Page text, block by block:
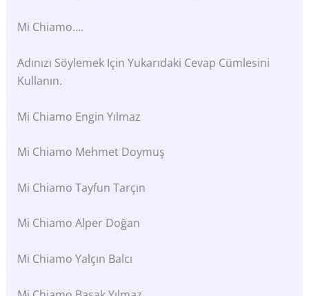
Mi Chiamo….
Adınızı Söylemek Için Yukarıdaki Cevap Cümlesini
Kullanın.
Mi Chiamo Engin Yılmaz
Mi Chiamo Mehmet Doymuş
Mi Chiamo Tayfun Tarçın
Mi Chiamo Alper Doğan
Mi Chiamo Yalçın Balcı